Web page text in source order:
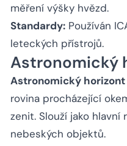
měření výšky hvězd.
Standardy: Používán
leteckých přístrojů.
Astronomický
Astronomický horizont
rovina procházející
zenit. Slouží jako
nebeských objektů.